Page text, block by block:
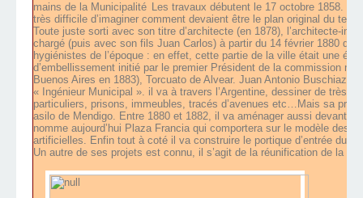
mains de la Municipalité Les travaux débutent le 17 octobre 1858.
très difficile d’imaginer comment devaient être le plan original du
Toute juste sorti avec son titre d’architecte (en 1878), l’architecte-
chargé (puis avec son fils Juan Carlos) à partir du 14 février 1880 de
hygiénistes de l’époque : en effet, cette partie de la ville était une
d’embellissement initié par le premier Président de la commission
Buenos Aires en 1883), Torcuato de Alvear. Juan Antonio
« Ingénieur Municipal ». il va à travers l’Argentine, dessiner de très
particuliers, prisons, immeubles, tracés d’avenues etc…Mais sa
asilo de Mendigo. Entre 1880 et 1882, il va aménager aussi devant
nomme aujourd’hui Plaza Francia qui comportera sur le modèle des
artificielles. Enfin tout à coté il va construire le portique d’entrée du
Un autre de ses projets est connu, il s’agit de la réunification de la